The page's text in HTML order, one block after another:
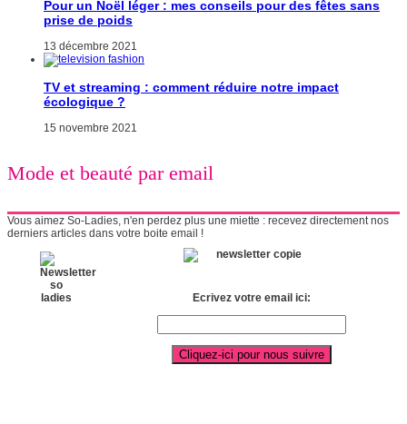
Pour un Noël léger : mes conseils pour des fêtes sans
prise de poids
13 décembre 2021
TV et streaming : comment réduire notre impact
écologique ?
15 novembre 2021
Mode et beauté par email
Vous aimez So-Ladies, n'en perdez plus une miette : recevez directement nos
derniers articles dans votre boite email !
Ecrivez votre email ici: